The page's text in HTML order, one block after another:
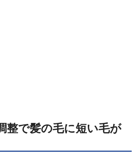
整で髪の毛に短い毛が